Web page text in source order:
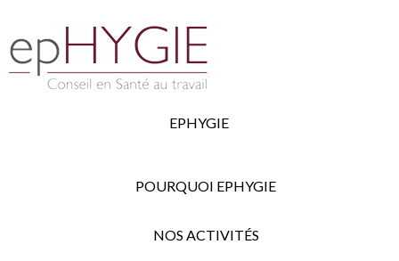
EPHYGIE
POURQUOI EPHYGIE
NOS ACTIVITÉS